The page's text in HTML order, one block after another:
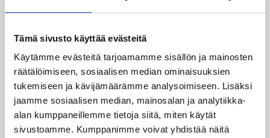
Tämä sivusto käyttää evästeitä
Käytämme evästeitä tarjoamamme sisällön ja mainosten
räätälöimiseen, sosiaalisen median ominaisuuksien
tukemiseen ja kävijämäärämme analysoimiseen. Lisäksi
jaamme sosiaalisen median, mainosalan ja analytiikka-
alan kumppaneillemme tietoja siitä, miten käytät
sivustoamme. Kumppanimme voivat yhdistää näitä
Päivitetty05.04.2012
Kategoriat